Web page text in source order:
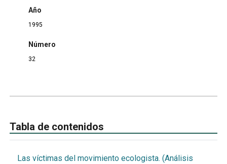
Año
1995
Número
32
Tabla de contenidos
Las víctimas del movimiento ecologista. (Análisis